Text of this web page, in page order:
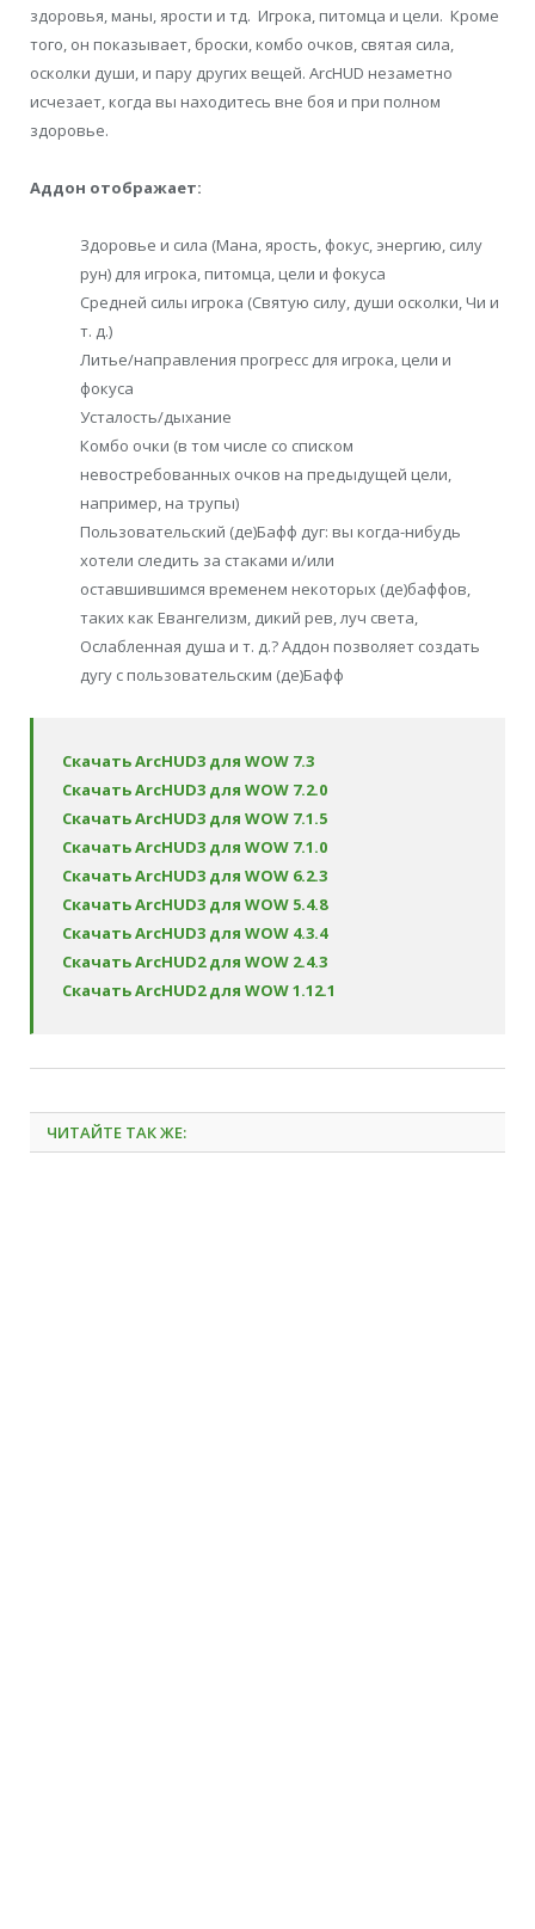
здоровья, маны, ярости и тд. Игрока, питомца и цели. Кроме
того, он показывает, броски, комбо очков, святая сила,
осколки души, и пару других вещей. ArcHUD незаметно
исчезает, когда вы находитесь вне боя и при полном
здоровье.
Аддон отображает:
Здоровье и сила (Мана, ярость, фокус, энергию, силу
рун) для игрока, питомца, цели и фокуса
Средней силы игрока (Святую силу, души осколки, Чи и
т. д.)
Литье/направления прогресс для игрока, цели и
фокуса
Усталость/дыхание
Комбо очки (в том числе со списком
невостребованных очков на предыдущей цели,
например, на трупы)
Пользовательский (де)Бафф дуг: вы когда-нибудь
хотели следить за стаками и/или
оставшившимся временем некоторых (де)баффов,
таких как Евангелизм, дикий рев, луч света,
Ослабленная душа и т. д.? Аддон позволяет создать
дугу с пользовательским (де)Бафф
Скачать ArcHUD3 для WOW 7.3
Скачать ArcHUD3 для WOW 7.2.0
Скачать ArcHUD3 для WOW 7.1.5
Скачать ArcHUD3 для WOW 7.1.0
Скачать ArcHUD3 для WOW 6.2.3
Скачать ArcHUD3 для WOW 5.4.8
Скачать ArcHUD3 для WOW 4.3.4
Скачать ArcHUD2 для WOW 2.4.3
Скачать ArcHUD2 для WOW 1.12.1
ЧИТАЙТЕ ТАК ЖЕ: